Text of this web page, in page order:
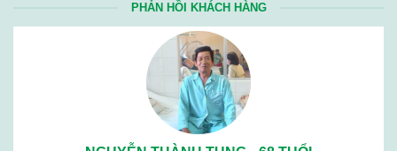
PHẢN HỒI KHÁCH HÀNG